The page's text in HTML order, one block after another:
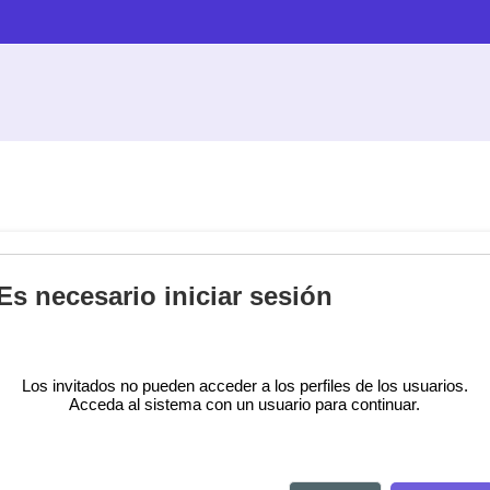
necesario iniciar sesión
Los invitados no pueden acceder a los perfiles de los usuarios.
Acceda al sistema con un usuario para continuar.